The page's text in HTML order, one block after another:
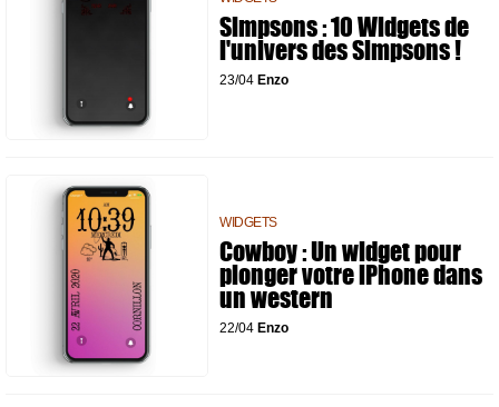
Simpsons : 10 Widgets de
l'univers des Simpsons !
23/04 Enzo
WIDGETS
Cowboy : Un widget pour
plonger votre iPhone dans
un western
22/04 Enzo